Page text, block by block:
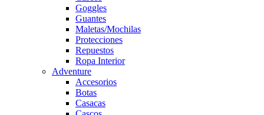
Goggles
Guantes
Maletas/Mochilas
Protecciones
Repuestos
Ropa Interior
Adventure
Accesorios
Botas
Casacas